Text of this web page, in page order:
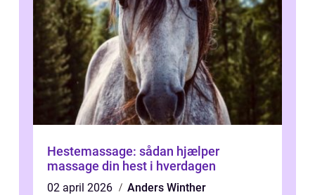
Hestemassage: sådan hjælper
massage din hest i hverdagen
02 april 2026
Anders Winther